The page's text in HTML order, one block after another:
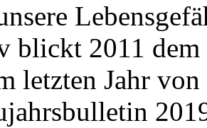
blickt 2011
letzten Jahr